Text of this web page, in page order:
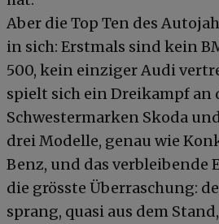
Aber die Top Ten des
in sich: Erstmals sind kein
500, kein einziger Audi
spielt sich ein Dreikampf an
Schwestermarken Skoda
drei Modelle, genau wie
Benz, und das verbleibende
die grösste Überraschung:
sprang, quasi aus dem